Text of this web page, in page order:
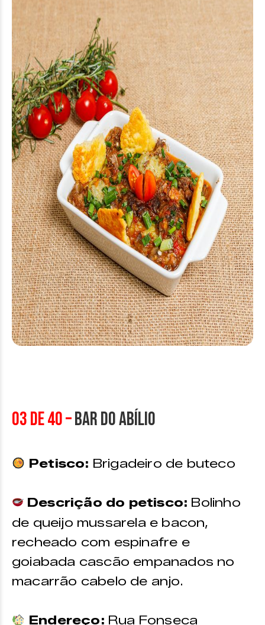
03 de 40 –Bar do Abílio
Petisco: Brigadeiro de buteco
Descrição do petisco: Bolinho
de queijo mussarela e bacon,
recheado com espinafre e
goiabada cascão empanados no
macarrão cabelo de anjo.
Endereço: Rua Fonseca